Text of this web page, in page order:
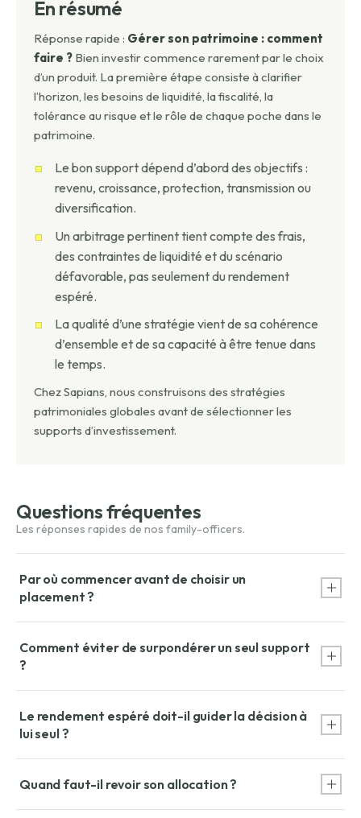
En résumé
Réponse rapide : Gérer son patrimoine : comment
faire ? Bien investir commence rarement par le choix
d’un produit. La première étape consiste à clarifier
l’horizon, les besoins de liquidité, la fiscalité, la
tolérance au risque et le rôle de chaque poche dans le
patrimoine.
Le bon support dépend d’abord des objectifs :
revenu, croissance, protection, transmission ou
diversification.
Un arbitrage pertinent tient compte des frais,
des contraintes de liquidité et du scénario
défavorable, pas seulement du rendement
espéré.
La qualité d’une stratégie vient de sa cohérence
d’ensemble et de sa capacité à être tenue dans
le temps.
Chez Sapians, nous construisons des stratégies
patrimoniales globales avant de sélectionner les
supports d’investissement.
Questions fréquentes
Par où commencer avant de choisir un
placement ?
fiscalité, la tolérance au risque et la place de ce capital dans
le patrimoine global.
Comment éviter de surpondérer un seul support
?
moyen terme, long terme, revenus, diversification et
transmission.
Le rendement espéré doit-il guider la décision à
lui seul ?
fiscalité et la capacité à tenir la stratégie dans le temps.
Quand faut-il revoir son allocation ?